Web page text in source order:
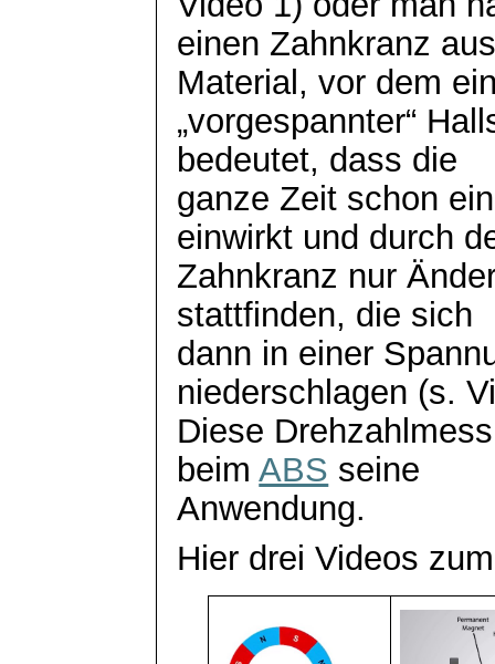
einen Zahnkranz
Material, vor dem
„vorgespannter“
bedeutet, dass die
ganze Zeit schon
einwirkt und durch
Zahnkranz nur
stattfinden, die sich
dann in einer
niederschlagen (s.
Diese
beimABS seine
Anwendung.
Hier drei Videos